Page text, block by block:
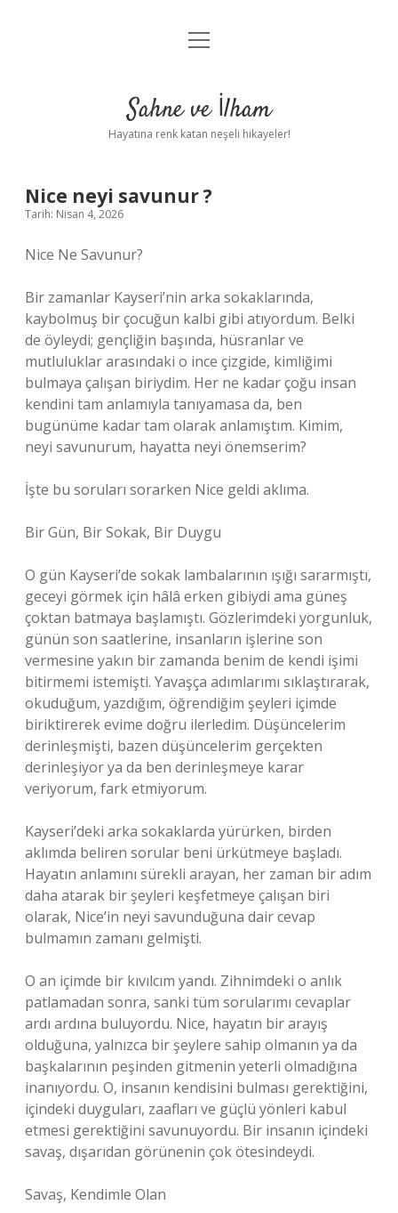
Anasayfa
Yasal Uyarı
menüyü
Sahne ve İlham
Hayatına renk katan neşeli hikayeler!
Nice neyi savunur ?
Tarih: Nisan 4, 2026
Nice Ne Savunur?
Bir zamanlar Kayseri’nin arka sokaklarında,
kaybolmuş bir çocuğun kalbi gibi atıyordum. Belki
de öyleydi; gençliğin başında, hüsranlar ve
mutluluklar arasındaki o ince çizgide, kimliğimi
bulmaya çalışan biriydim. Her ne kadar çoğu insan
kendini tam anlamıyla tanıyamasa da, ben
bugünüme kadar tam olarak anlamıştım. Kimim,
neyi savunurum, hayatta neyi önemserim?
İşte bu soruları sorarken Nice geldi aklıma.
Bir Gün, Bir Sokak, Bir Duygu
O gün Kayseri’de sokak lambalarının ışığı sararmıştı,
geceyi görmek için hâlâ erken gibiydi ama güneş
çoktan batmaya başlamıştı. Gözlerimdeki yorgunluk,
günün son saatlerine, insanların işlerine son
vermesine yakın bir zamanda benim de kendi işimi
bitirmemi istemişti. Yavaşça adımlarımı sıklaştırarak,
okuduğum, yazdığım, öğrendiğim şeyleri içimde
biriktirerek evime doğru ilerledim. Düşüncelerim
derinleşmişti, bazen düşüncelerim gerçekten
derinleşiyor ya da ben derinleşmeye karar
veriyorum, fark etmiyorum.
Kayseri’deki arka sokaklarda yürürken, birden
aklımda beliren sorular beni ürkütmeye başladı.
Hayatın anlamını sürekli arayan, her zaman bir adım
daha atarak bir şeyleri keşfetmeye çalışan biri
olarak, Nice’in neyi savunduğuna dair cevap
bulmamın zamanı gelmişti.
O an içimde bir kıvılcım yandı. Zihnimdeki o anlık
patlamadan sonra, sanki tüm sorularımı cevaplar
ardı ardına buluyordu. Nice, hayatın bir arayış
olduğuna, yalnızca bir şeylere sahip olmanın ya da
başkalarının peşinden gitmenin yeterli olmadığına
inanıyordu. O, insanın kendisini bulması gerektiğini,
içindeki duyguları, zaafları ve güçlü yönleri kabul
etmesi gerektiğini savunuyordu. Bir insanın içindeki
savaş, dışarıdan görünenin çok ötesindeydi.
Savaş, Kendimle Olan